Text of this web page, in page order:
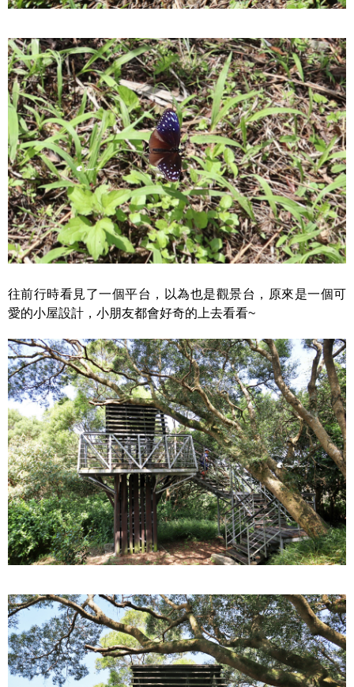
往前行時看見了一個平台，以為也是觀景台，原來是一個可
愛的小屋設計，小朋友都會好奇的上去看看~